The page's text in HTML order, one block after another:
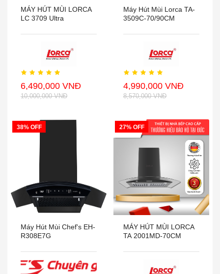
MÁY HÚT MÙI LORCA
LC 3709 Ultra
6,490,000 VNĐ
10,000,000 VNĐ
Máy Hút Mùi Lorca TA-
3509C-70/90CM
4,990,000 VNĐ
8,570,000 VNĐ
38% OFF
Máy Hút Mùi Chef's EH-
R308E7G
27% OFF
MÁY HÚT MÙI LORCA
TA 2001MD-70CM